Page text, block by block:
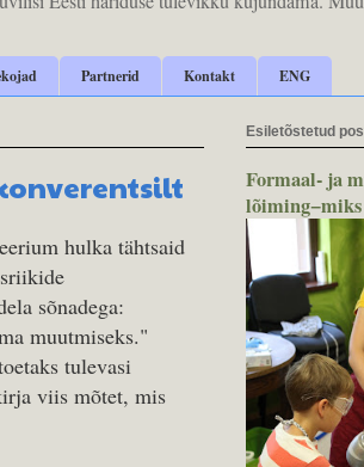
Partnerid Kontakt ENG
hulka tähtsaid
sõnadega:
muutmiseks."
tulevasi
viis mõtet, mis
Esiletõstetud
Formaal- ja